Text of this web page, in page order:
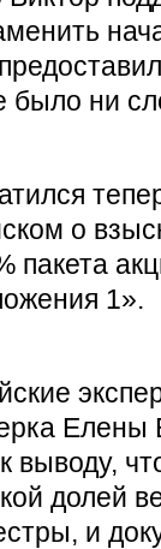
было ни
о
пакета
1».
долей
и